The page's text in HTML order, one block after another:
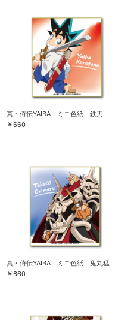
真・侍伝YAIBA ミニ色紙 鉄刃
￥660
真・侍伝YAIBA ミニ色紙 鬼丸猛
￥660